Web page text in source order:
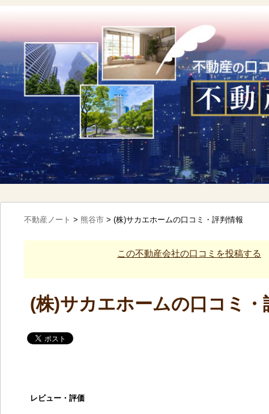
不動産ノート > 熊谷市 > (株)サカエホームの口コミ・評判情報
この不動産会社の口コミを投稿する
(株)サカエホームの口コミ・
レビュー・評価